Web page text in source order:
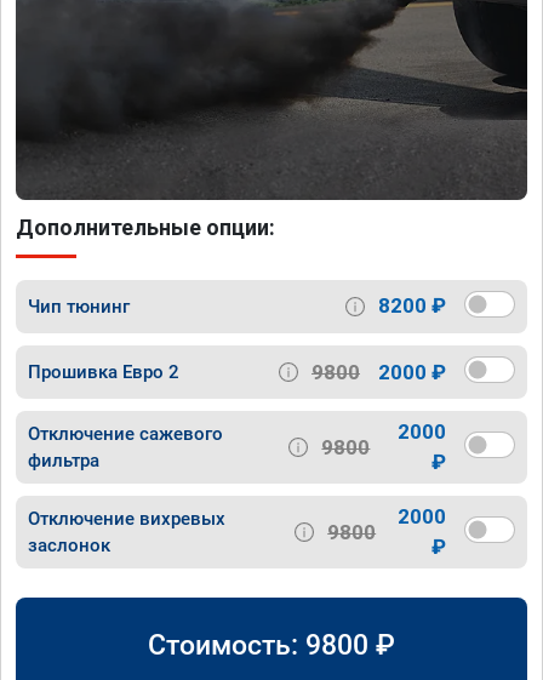
Дополнительные опции:
Чип тюнинг 8200 ₽
Прошивка Евро 2 9800 2000 ₽
Отключение сажевого
фильтра
9800
2000
₽
Отключение вихревых
заслонок
9800
2000
₽
Стоимость: 9800 ₽